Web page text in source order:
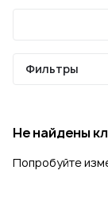
Фильтры
Не найдены
Попробуйте